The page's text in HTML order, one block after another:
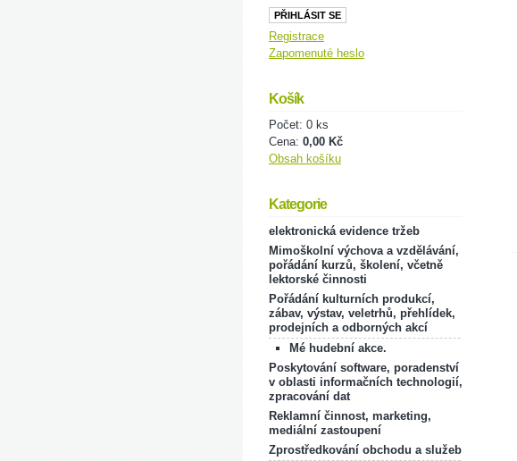
Registrace
Zapomenuté heslo
Košík
Počet: 0 ks
Cena: 0,00 Kč
Obsah košíku
Kategorie
elektronická evidence tržeb
Mimoškolní výchova a vzdělávání,
pořádání kurzů, školení, včetně
lektorské činnosti
Pořádání kulturních produkcí,
zábav, výstav, veletrhů, přehlídek,
prodejních a odborných akcí
Mé hudební akce.
Poskytování software, poradenství
v oblasti informačních technologií,
zpracování dat
Reklamní činnost, marketing,
mediální zastoupení
Zprostředkování obchodu a služeb